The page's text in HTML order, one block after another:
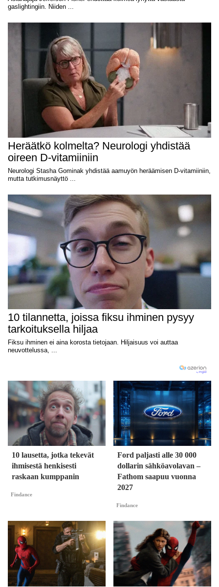
10 lausetta, jotka tekevät
ihmisestä henkisesti
raskaan kumppanin
Findance
Ford paljasti alle 30 000
dollarin sähköavolavan –
Fathom saapuu vuonna
2027
Findance